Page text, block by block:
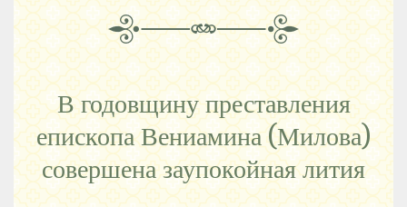
В годовщину преставления
епископа Вениамина (Милова)
совершена заупокойная лития